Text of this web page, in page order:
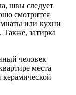
швы следует
смотрится
или кухни
Также, затирка
человек
места